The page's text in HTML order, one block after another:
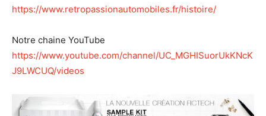
https://www.retropassionautomobiles.fr/histoire/
Notre chaine YouTube
https://www.youtube.com/channel/UC_MGHISuorUkKNcK
J9LWCUQ/videos